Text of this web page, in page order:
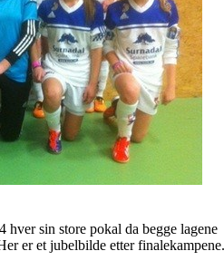
hver sin store pokal da begge lagene
er et jubelbilde etter finalekampene.